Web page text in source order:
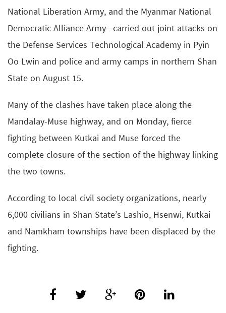
National Liberation Army, and the Myanmar National
Democratic Alliance Army—carried out joint attacks on
the Defense Services Technological Academy in Pyin
Oo Lwin and police and army camps in northern Shan
State on August 15.
Many of the clashes have taken place along the
Mandalay-Muse highway, and on Monday, fierce
fighting between Kutkai and Muse forced the
complete closure of the section of the highway linking
the two towns.
According to local civil society organizations, nearly
6,000 civilians in Shan State’s Lashio, Hsenwi, Kutkai
and Namkham townships have been displaced by the
fighting.